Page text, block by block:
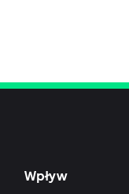
Wpływ